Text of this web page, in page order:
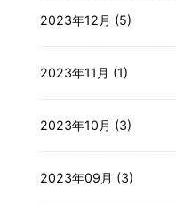
2023年12月 (5)
2023年11月 (1)
2023年10月 (3)
2023年09月 (3)